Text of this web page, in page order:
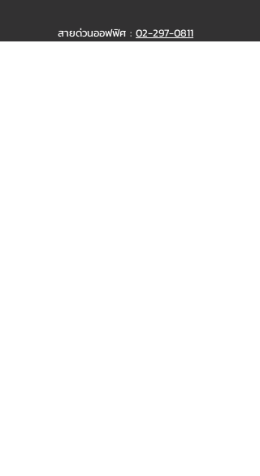
สายด่วนออฟฟิศ : 02-297-0811